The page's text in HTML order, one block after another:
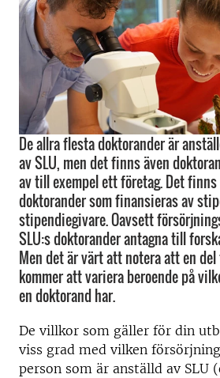
De allra flesta doktorander är
av SLU, men det finns även
av till exempel ett företag. Det
doktorander som finansieras av
stipendiegivare. Oavsett
SLU:s doktorander antagna till
Men det är värt att notera att en
kommer att variera beroende på
en doktorand har.
De villkor som gäller för din
viss grad med vilken
person som är anställd av SLU